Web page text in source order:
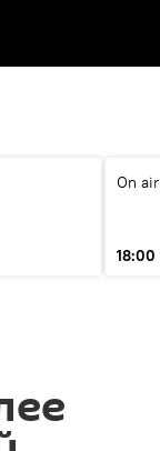
On air
18:00